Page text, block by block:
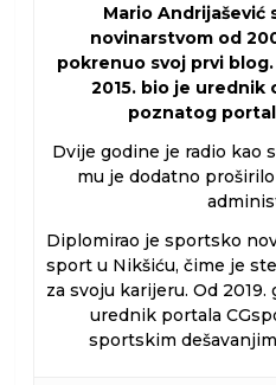
Mario Andrijašević
novinarstvom od
pokrenuo svoj prvi
2015. bio je urednik
poznatog
Dvije godine je radio kao
mu je dodatno
Diplomirao je sportsko
sport u Nikšiću, čime je
za svoju karijeru. Od
urednik portala
sportskim